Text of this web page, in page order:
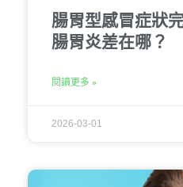
腸胃型感冒症狀
腸胃炎差在哪？
閱讀更多 »
2026-03-01